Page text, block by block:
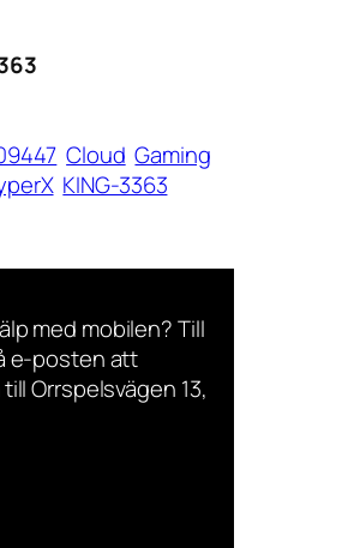
Cloud Gaming
KING-3363
med mobilen? Till
e-posten att
Orrspelsvägen 13,